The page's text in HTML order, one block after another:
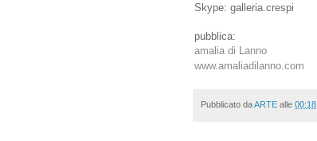
Skype: galleria.crespi
pubblica:
amalia di Lanno
www.amaliadilanno.com
Pubblicato daARTE alle 00:18